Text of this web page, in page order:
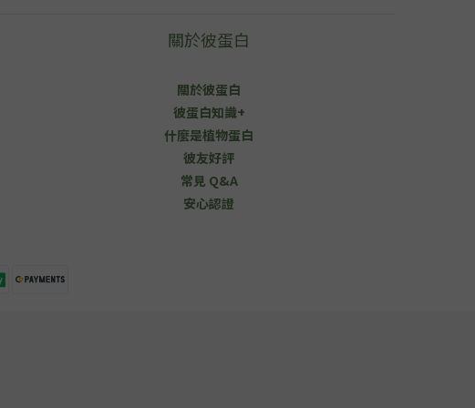
關於彼蛋白
關於彼蛋白
彼蛋白知識+
什麼是植物蛋白
彼友好評
常見 Q&A
安心認證